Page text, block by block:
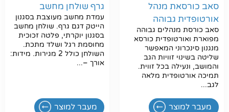
סאב כורסאת מנהל
אורטופדית גבוהה
סאב כורסת מנהלים גבוהה
מפוארת ואורטופדית כורסא
מנגנון סינכרוני המאפשר
שליטה בשינוי זוויות הגב
והמושב, ונעילה בכל זווית.
תמיכה אורטופדית מלאה
לגב...
מעבר למוצר
גרף שולחן מחשב
עמדת מחשב מעוצבת בסגנון
הייטק דגם גרף. שולחן מחשב
בסגנון יוקרתי, פלטה זכוכית
מחוסמת רגל ושלד מתכת.
השולחן כולל 2 מגירות. מידות:
אורך –...
מעבר למוצר